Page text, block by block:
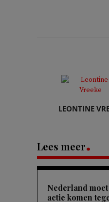
LEONTINE
Lees meer
Nederland
actie komen